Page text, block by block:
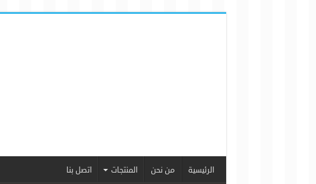
الرئيسية من نحن المنتجات اتصل بنا